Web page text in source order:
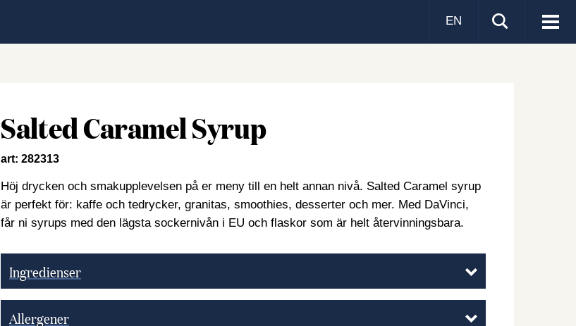
Visa
EN
Salted Caramel Syrup
art: 282313
Höj drycken och smakupplevelsen på er meny till en helt annan nivå. Salted Caramel syrup
är perfekt för: kaffe och tedrycker, granitas, smoothies, desserter och mer. Med DaVinci,
får ni syrups med den lägsta sockernivån i EU och flaskor som är helt återvinningsbara.
Ingredienser
Allergener